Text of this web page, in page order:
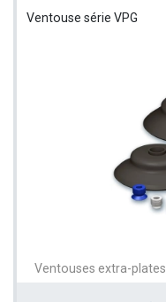
Ventouse série VPG
Ventouses extra-plates